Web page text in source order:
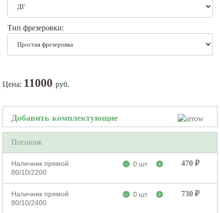
Тип фрезеровки:
Цена: 11000 руб.
Добавить комплектующие
Погонаж
Наличник прямой
80/10/2200
− 0 шт + 470 ₽
Наличник прямой
80/10/2400
− 0 шт + 730 ₽